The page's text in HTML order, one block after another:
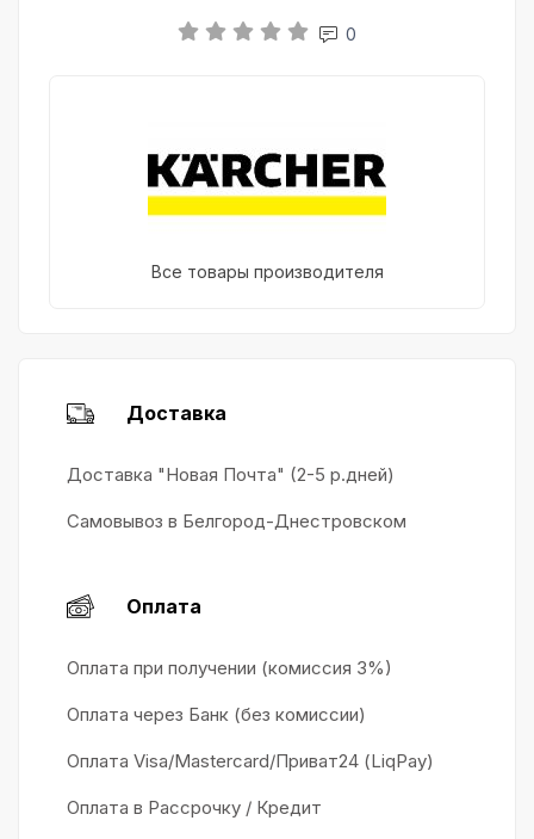
0
Все товары производителя
Доставка
Доставка "Новая Почта" (2-5 р.дней)
Самовывоз в Белгород-Днестровском
Оплата
Оплата при получении (комиссия 3%)
Оплата через Банк (без комиссии)
Оплата Visa/Mastercard/Приват24 (LiqPay)
Оплата в Рассрочку / Кредит